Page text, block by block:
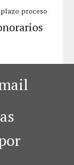
plazo proceso